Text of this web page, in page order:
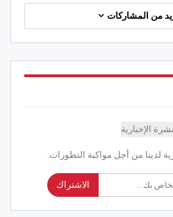
من المشاركات
لدينا من أجل مواكبة التطورات.
الاشتراك